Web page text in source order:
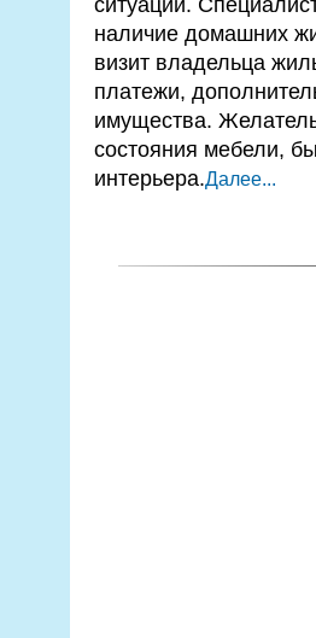
наличие домашних
визит владельца
платежи,
имущества.
состояния мебели,
интерьера.Далее...